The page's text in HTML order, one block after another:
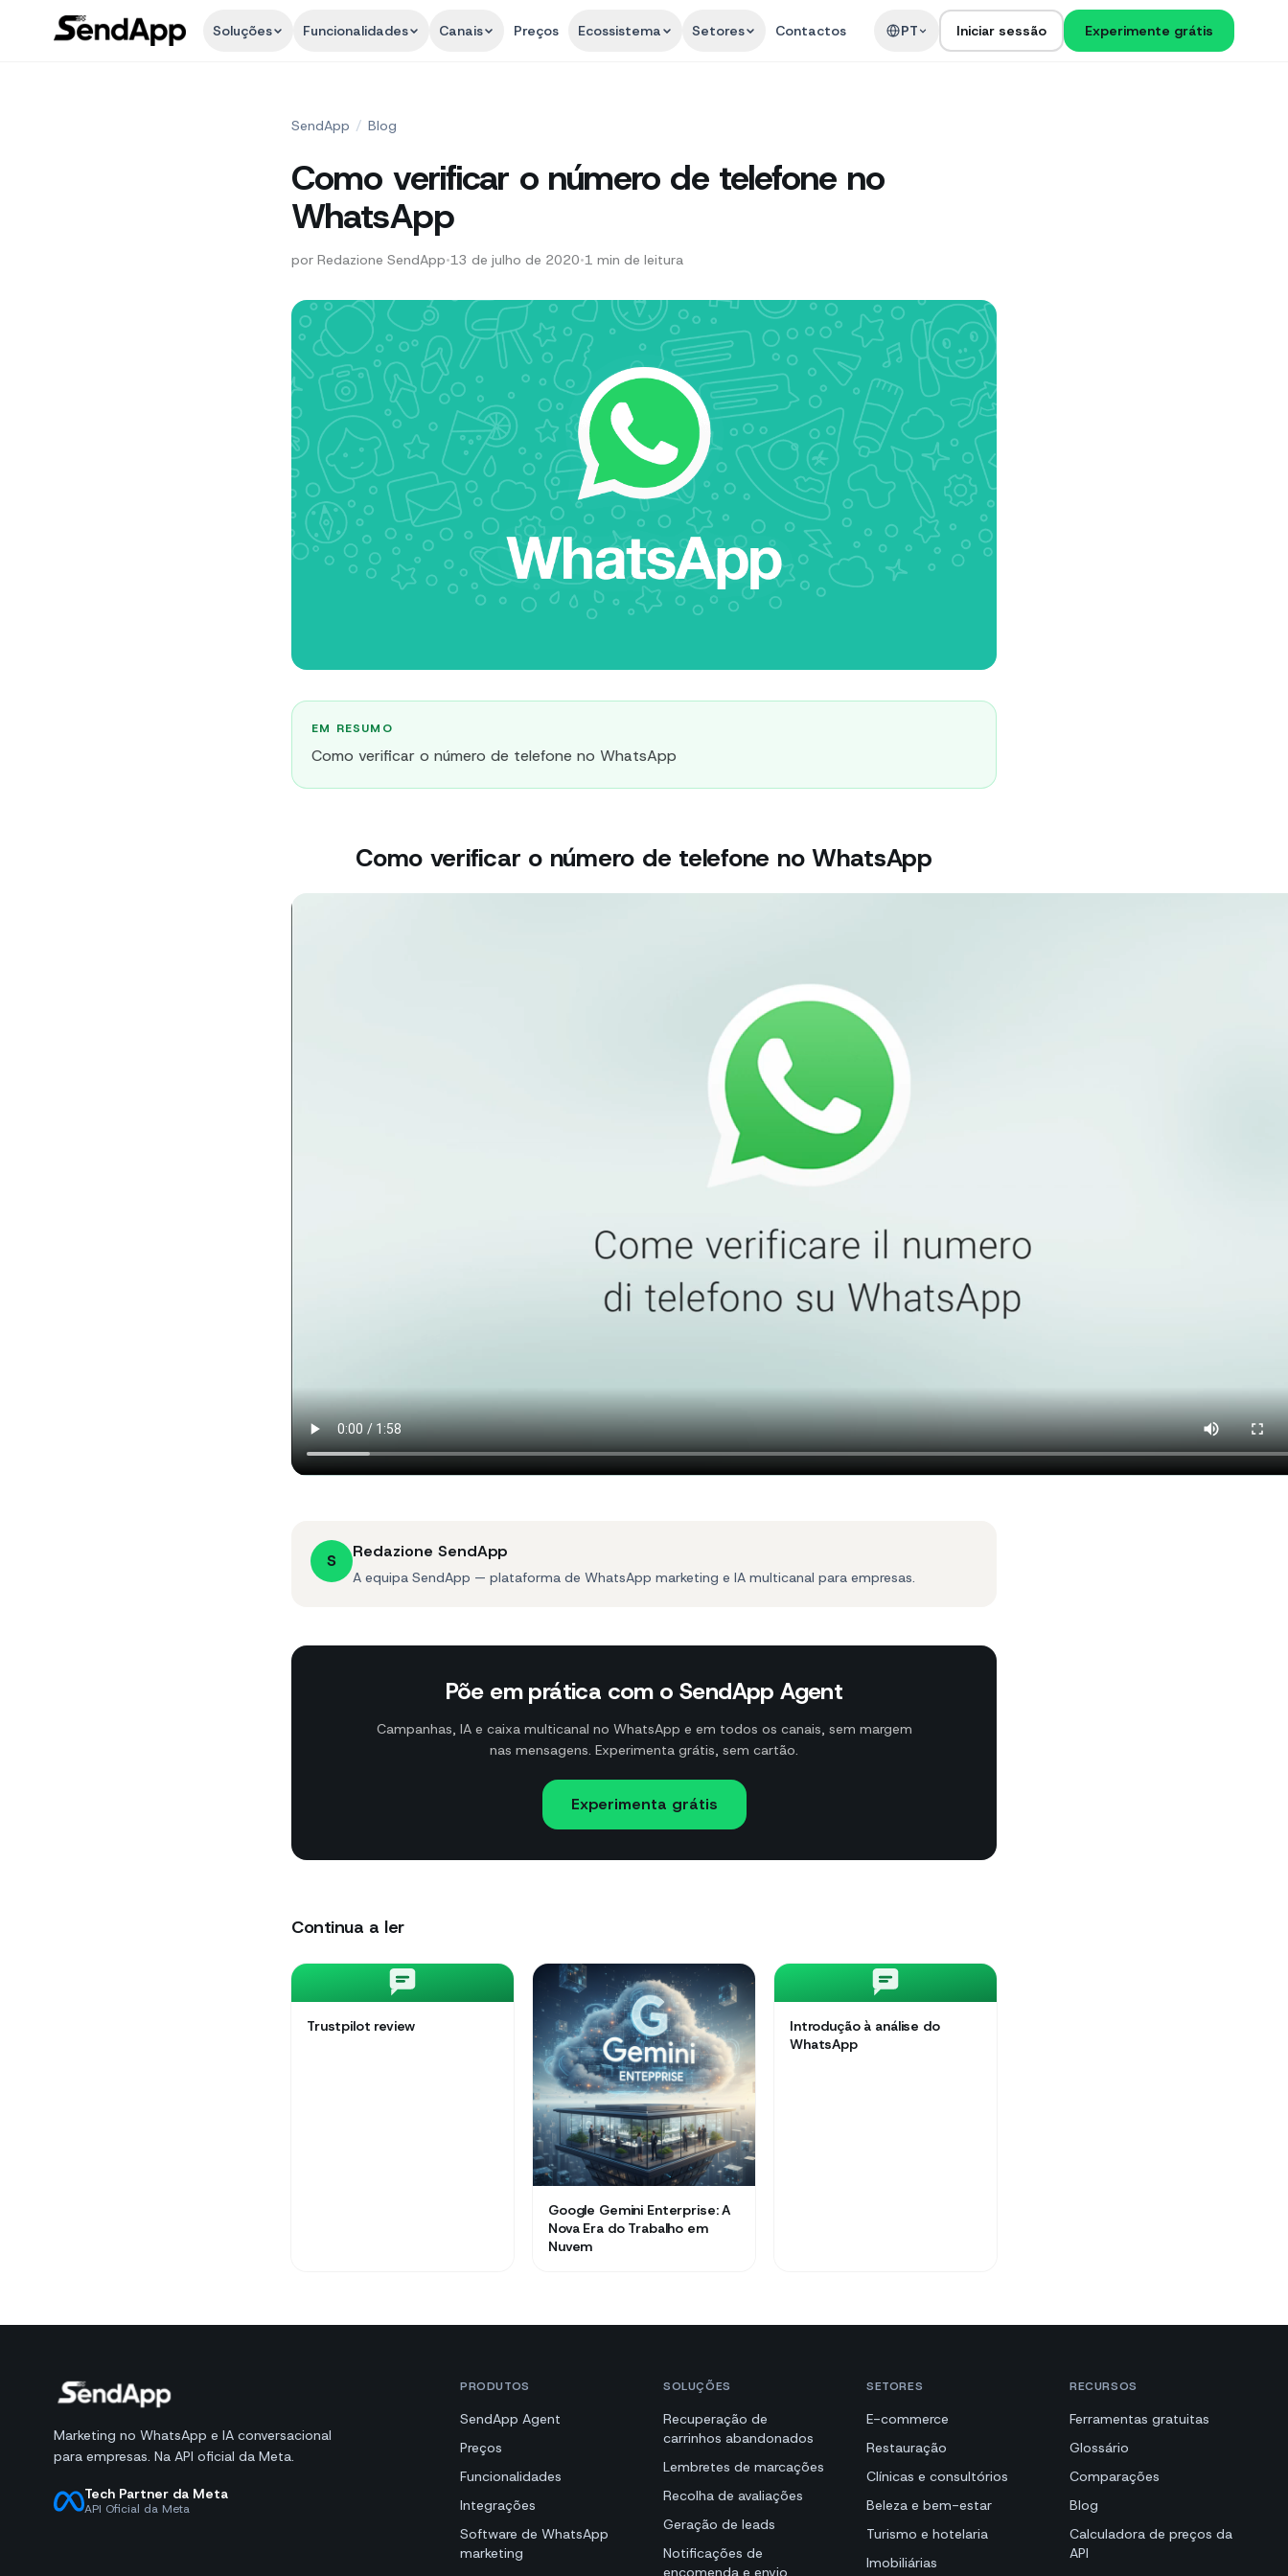
Soluções Funcionalidades Canais Preços Ecossistema Setores Contactos PT Iniciar sessão Experimente grátis
SendApp / Blog
Como verificar o número de telefone no
WhatsApp
por Redazione SendApp•13 de julho de 2020•1 min de leitura
EM RESUMO
Como verificar o número de telefone no WhatsApp
Como verificar o número de telefone no WhatsApp
S Redazione SendApp
A equipa SendApp — plataforma de WhatsApp marketing e IA multicanal para empresas.
Põe em prática com o SendApp Agent
Campanhas, IA e caixa multicanal no WhatsApp e em todos os canais, sem margem
nas mensagens. Experimenta grátis, sem cartão.
Experimenta grátis
Continua a ler
Trustpilot review
Google Gemini Enterprise: A
Nova Era do Trabalho em
Nuvem
Introdução à análise do
WhatsApp
Marketing no WhatsApp e IA conversacional
para empresas. Na API oficial da Meta.
Tech Partner da Meta
API Oficial da Meta
PRODUTOS
SendApp Agent
Preços
Funcionalidades
Integrações
Software de WhatsApp
marketing
SOLUÇÕES
Recuperação de
carrinhos abandonados
Lembretes de marcações
Recolha de avaliações
Geração de leads
Notificações de
SETORES
E-commerce
Restauração
Clínicas e consultórios
Beleza e bem-estar
Turismo e hotelaria
Imobiliárias
RECURSOS
Ferramentas gratuitas
Glossário
Comparações
Blog
Calculadora de preços da
API